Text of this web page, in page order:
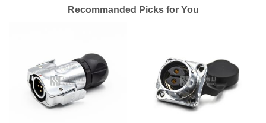
Recommanded Picks for You